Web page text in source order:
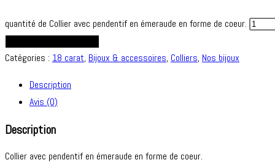
quantité de Collier avec pendentif en émeraude en forme de coeur.
Catégories : 18 carat, Bijoux & accessoires, Colliers, Nos bijoux
Description
Avis (0)
Description
Collier avec pendentif en émeraude en forme de coeur.